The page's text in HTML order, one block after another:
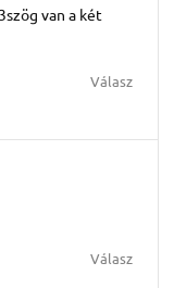
van a két
Válasz
Válasz